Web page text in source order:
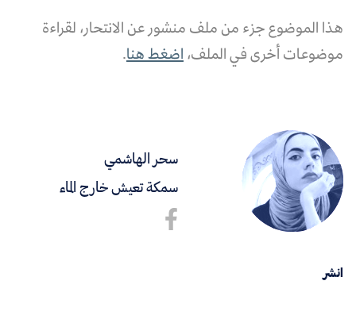
سحر الهاشمي
سمكة تعيش خارج الماء
انشر
هذا الموضوع جزء من ملف منشور عن الانتحار، لقراءة
موضوعات أخرى في الملف،اضغط هنا.